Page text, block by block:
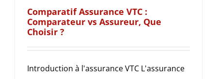
Comparatif Assurance VTC :
Comparateur vs Assureur, Que
Choisir ?
Introduction à l'assurance VTC L'assurance